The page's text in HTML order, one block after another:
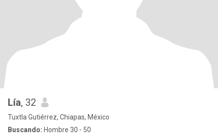
Lía, 32
Tuxtla Gutiérrez, Chiapas, México
Buscando: Hombre 30 - 50